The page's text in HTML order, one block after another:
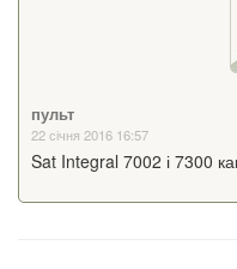
пульт
22 січня 2016 16:57
Sat Integral 7002 і 7300